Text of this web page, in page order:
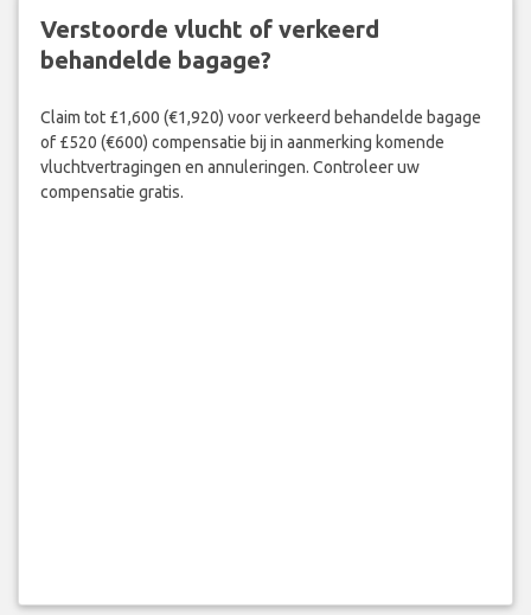
Verstoorde vlucht of verkeerd
behandelde bagage?
Claim tot £1,600 (€1,920) voor verkeerd behandelde bagage
of £520 (€600) compensatie bij in aanmerking komende
vluchtvertragingen en annuleringen. Controleer uw
compensatie gratis.